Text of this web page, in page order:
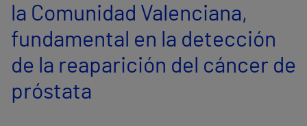
Comunicación
la Comunidad Valenciana,
fundamental en la detección
de la reaparición del cáncer de
próstata